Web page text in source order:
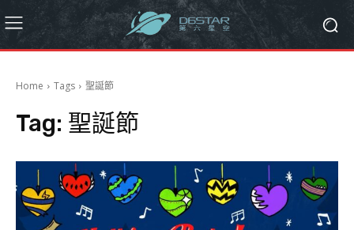
Home Tags 聖誕節
Tag: 聖誕節